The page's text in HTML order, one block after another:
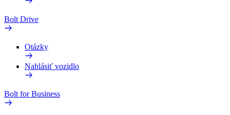
Bolt Drive
Otázky
Nahlásiť vozidlo
Bolt for Business